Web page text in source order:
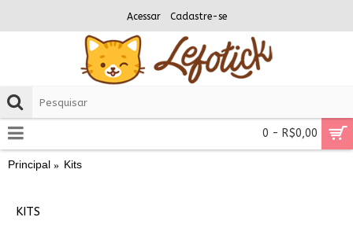
Acessar Cadastre-se
0 - R$0,00
Principal Kits
KITS